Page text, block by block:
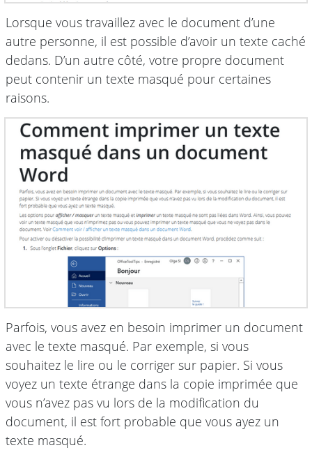
Lorsque vous travaillez avec le document d’une
autre personne, il est possible d’avoir un texte caché
dedans. D’un autre côté, votre propre document
peut contenir un texte masqué pour certaines
raisons.
Parfois, vous avez en besoin imprimer un document
avec le texte masqué. Par exemple, si vous
souhaitez le lire ou le corriger sur papier. Si vous
voyez un texte étrange dans la copie imprimée que
vous n’avez pas vu lors de la modification du
document, il est fort probable que vous ayez un
texte masqué.